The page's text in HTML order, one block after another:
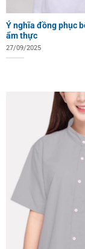
Ý nghĩa đồng phục
ẩm thực
27/09/2025